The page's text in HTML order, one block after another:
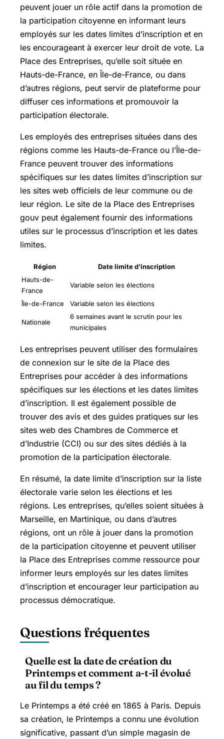
peuvent jouer un rôle actif dans la promotion de
la participation citoyenne en informant leurs
employés sur les dates limites d’inscription et en
les encourageant à exercer leur droit de vote. La
Place des Entreprises, qu’elle soit située en
Hauts-de-France, en Île-de-France, ou dans
d’autres régions, peut servir de plateforme pour
diffuser ces informations et promouvoir la
participation électorale.
Les employés des entreprises situées dans des
régions comme les Hauts-de-France ou l’Île-de-
France peuvent trouver des informations
spécifiques sur les dates limites d’inscription sur
les sites web officiels de leur commune ou de
leur région. Le site de la Place des Entreprises
gouv peut également fournir des informations
utiles sur le processus d’inscription et les dates
limites.
Région
Date limite d’inscription
Hauts-de-
France
Variable selon les élections
Île-de-France Variable selon les élections
Nationale
6 semaines avant le scrutin pour les
municipales
Les entreprises peuvent utiliser des formulaires
de connexion sur le site de la Place des
Entreprises pour accéder à des informations
spécifiques sur les élections et les dates limites
d’inscription. Il est également possible de
trouver des avis et des guides pratiques sur les
sites web des Chambres de Commerce et
d’Industrie (CCI) ou sur des sites dédiés à la
promotion de la participation électorale.
En résumé, la date limite d’inscription sur la liste
électorale varie selon les élections et les
régions. Les entreprises, qu’elles soient situées à
Marseille, en Martinique, ou dans d’autres
régions, ont un rôle à jouer dans la promotion
de la participation citoyenne et peuvent utiliser
la Place des Entreprises comme ressource pour
informer leurs employés sur les dates limites
d’inscription et encourager leur participation au
processus démocratique.
Questions fréquentes
Quelle est la date de création du
Printemps et comment a-t-il évolué
au fil du temps ?
Le Printemps a été créé en 1865 à Paris. Depuis
sa création, le Printemps a connu une évolution
significative, passant d’un simple magasin de